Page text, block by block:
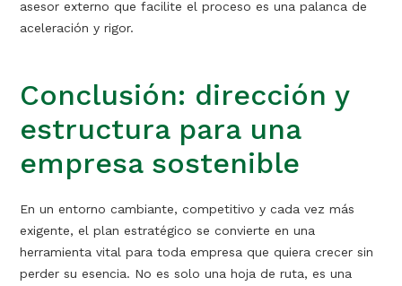
asesor externo que facilite el proceso es una palanca de
aceleración y rigor.
Conclusión: dirección y
estructura para una
empresa sostenible
En un entorno cambiante, competitivo y cada vez más
exigente, el plan estratégico se convierte en una
herramienta vital para toda empresa que quiera crecer sin
perder su esencia. No es solo una hoja de ruta, es una